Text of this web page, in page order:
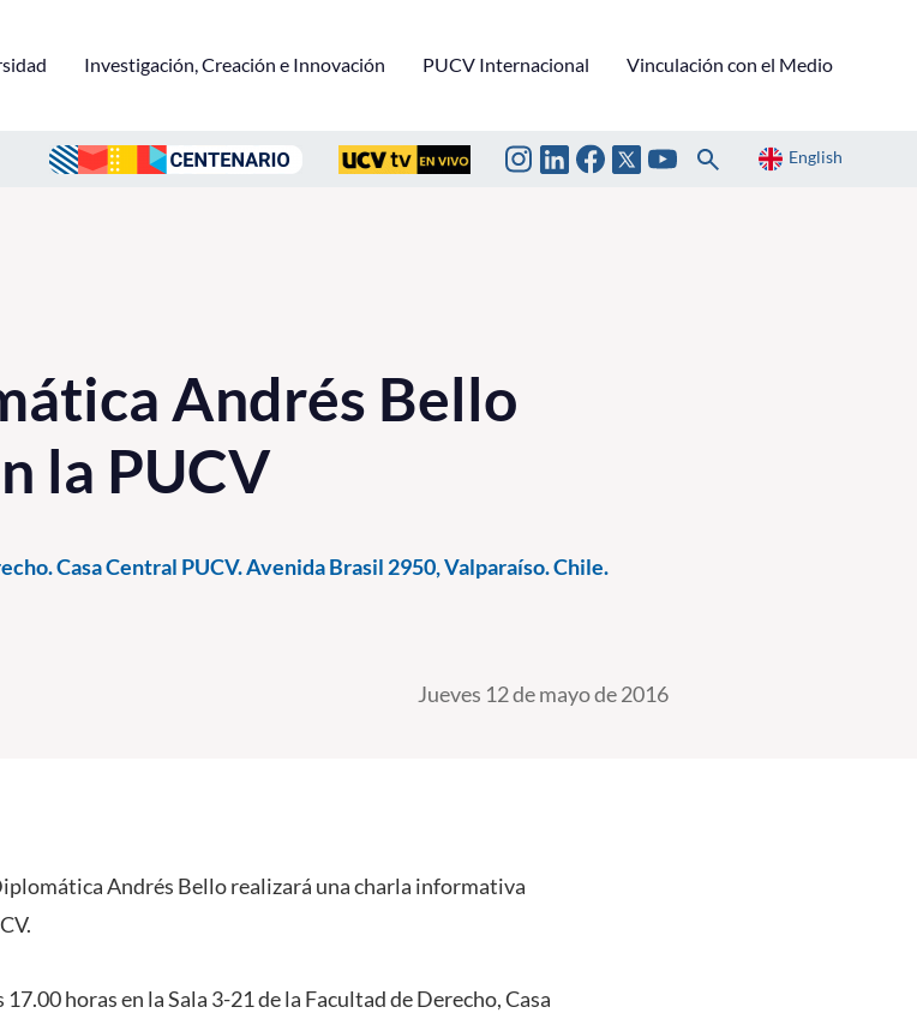
Investigación, Creación e Innovación PUCV Internacional Vinculación con el Medio
English
Andrés Bello
la PUCV
Casa Central PUCV. Avenida Brasil 2950, Valparaíso. Chile.
Jueves 12 de mayo de 2016
Andrés Bello realizará una charla informativa
horas en la Sala 3-21 de la Facultad de Derecho, Casa